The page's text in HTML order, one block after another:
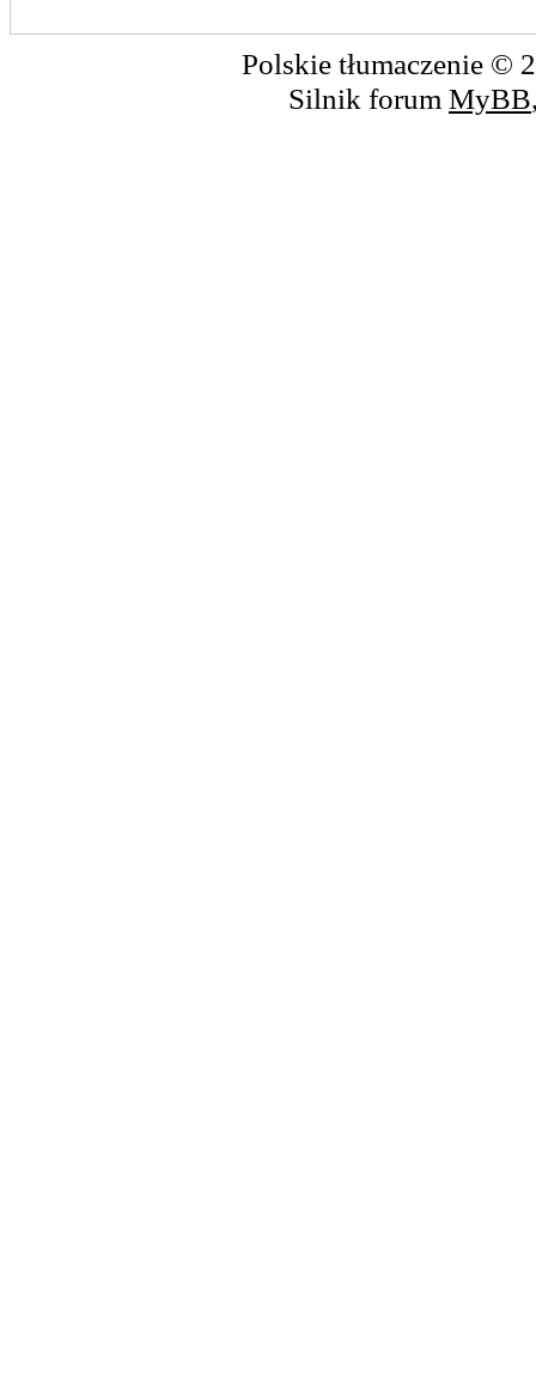
Polskie tłumaczenie ©
Silnik forum MyBB